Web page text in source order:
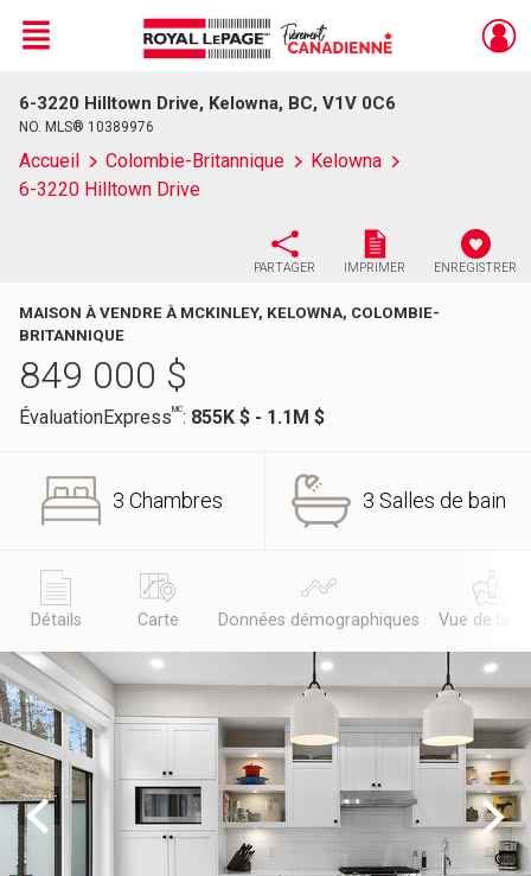
Live
En Direct
Menu
6-3220 Hilltown Drive, Kelowna, BC, V1V 0C6
NO. MLS® 10389976
Accueil Colombie-Britannique
Kelowna
6-3220 Hilltown Drive
PARTAGER IMPRIMER ENREGISTRER
MAISON À VENDRE À MCKINLEY, KELOWNA, COLOMBIE-
BRITANNIQUE
849 000 $
ÉvaluationExpressMC: 855K $ - 1.1M $
3 Chambres 3 Salles de bain
Détails Carte Données démographiques Vue de la
Previous Next